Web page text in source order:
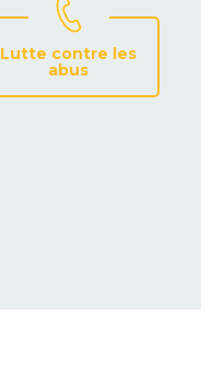
Lutte contre les
abus